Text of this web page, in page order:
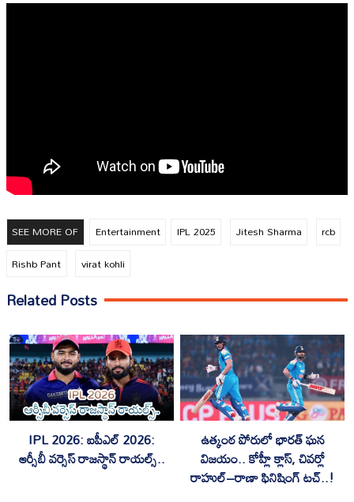
SEE MORE OF Entertainment IPL 2025 Jitesh Sharma
rcb
Rishb Pant
virat kohli
Related Posts
IPL 2026: ఐపీఎల్ 2026:
ఆర్సీబీ వర్సెస్ రాజస్థాన్ రాయల్స్..
ఉత్కంఠ పోరులో భారత్ ఘన
విజయం.. కోహ్లీ క్లాస్, చివర్లో
రాహుల్–రాణా ఫినిషింగ్ టచ్..!